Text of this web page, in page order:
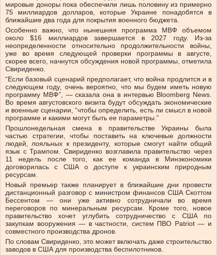
мировые доноры пока обеспечили лишь половину из примерно
75 миллиардов долларов, которые Украине понадобятся в
ближайшие два года для покрытия военного бюджета.
Особенно важно, что нынешняя программа МВФ объемом
около $16 миллиардов завершается в 2027 году. Из-за
неопределенности относительно продолжительности войны,
уже во время следующей проверки программы в августе,
скорее всего, начнутся обсуждения новой программы, отметила
Свириденко.
“Если базовый сценарий предполагает, что война продлится и в
следующем году, очень вероятно, что мы будем иметь новую
программу МВФ”, — сказала она в интервью Bloomberg News.
Во время августовского визита будут обсуждать экономические
и военные сценарии, “чтобы определить, есть ли смысл в новой
программе и какими могут быть ее параметры.”
Прошлонедельная смена в правительстве Украины была
частью стратегии, чтобы поставить на ключевые должности
людей, лояльных к президенту, которые смогут найти общий
язык с Трампом. Свириденко возглавила правительство через
11 недель после того, как ее команда в Минэкономики
договорилась с США о доступе к украинским природным
ресурсам.
Новый премьер также планирует в ближайшие дни провести
дистанционный разговор с министром финансов США Скоттом
Бессентом — они уже активно сотрудничали во время
переговоров по минеральным ресурсам. Кроме того, новое
правительство хочет углубить сотрудничество с США по
закупкам вооружения — в частности, систем ПВО Patriot — и
совместного производства дронов.
По словам Свириденко, это может включать даже строительство
заводов в США для производства беспилотников.